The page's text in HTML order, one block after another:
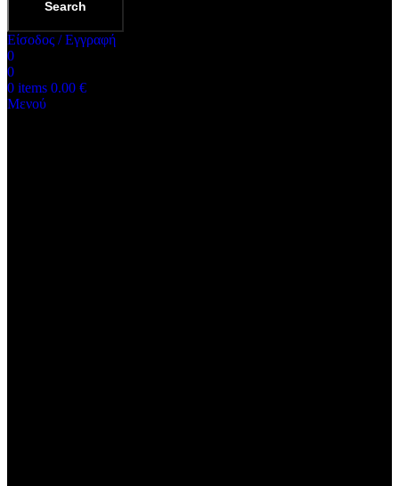
Search
Είσοδος / Εγγραφή
0
0
0 items 0.00 €
Μενού